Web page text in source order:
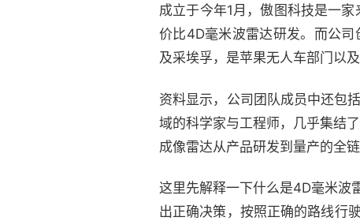
成立于今年1月，傲图科技是一
价比4D毫米波雷达研发。而公
及采埃孚，是苹果无人车部门以
资料显示，公司团队成员中还包
域的科学家与工程师，几乎集结
成像雷达从产品研发到量产的全链
这里先解释一下什么是4D毫米波
出正确决策，按照正确的路线行